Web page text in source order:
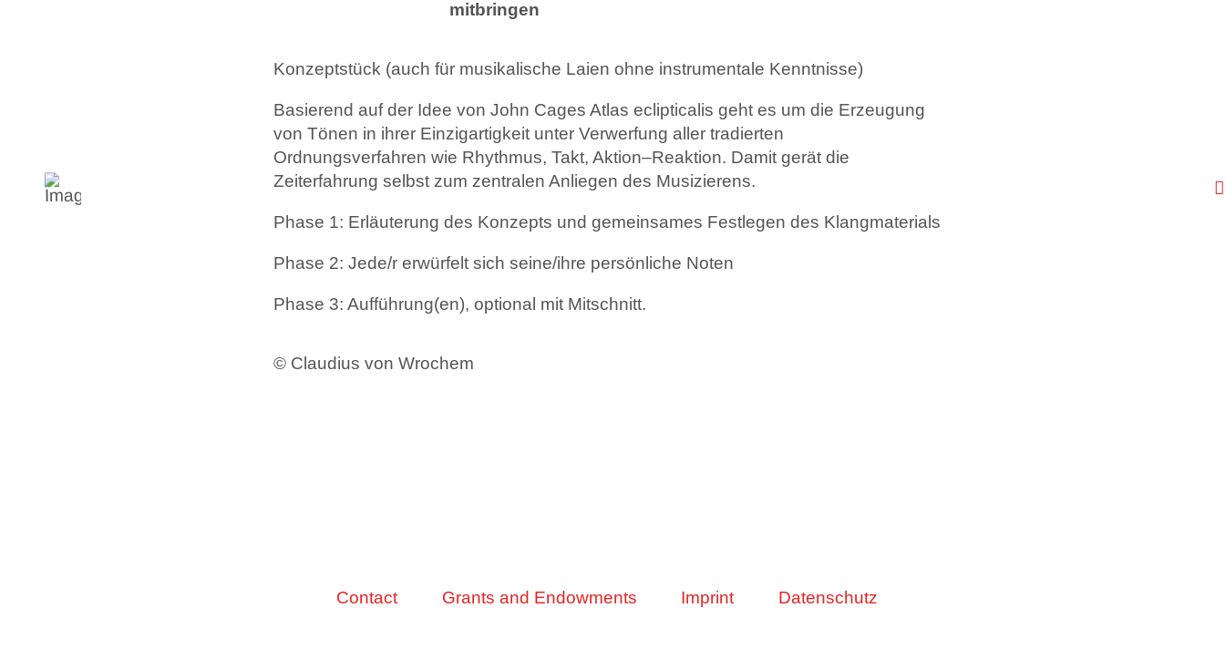
mitbringen
Konzeptstück (auch für musikalische Laien ohne instrumentale Kenntnisse)
Basierend auf der Idee von John Cages Atlas eclipticalis geht es um die Erzeugung
von Tönen in ihrer Einzigartigkeit unter Verwerfung aller tradierten
Ordnungsverfahren wie Rhythmus, Takt, Aktion–Reaktion. Damit gerät die
Zeiterfahrung selbst zum zentralen Anliegen des Musizierens.
Phase 1: Erläuterung des Konzepts und gemeinsames Festlegen des Klangmaterials
Phase 2: Jede/r erwürfelt sich seine/ihre persönliche Noten
Phase 3: Aufführung(en), optional mit Mitschnitt.
© Claudius von Wrochem
Contact Grants and Endowments Imprint Datenschutz